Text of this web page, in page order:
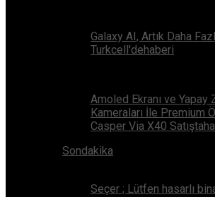
Galaxy AI, Artık Daha
Turkcell'dehaberi
Amoled Ekranı ve
Kameraları İle Premium
Casper Via X40
Sondakika
Seçer ; Lütfen hasarlı